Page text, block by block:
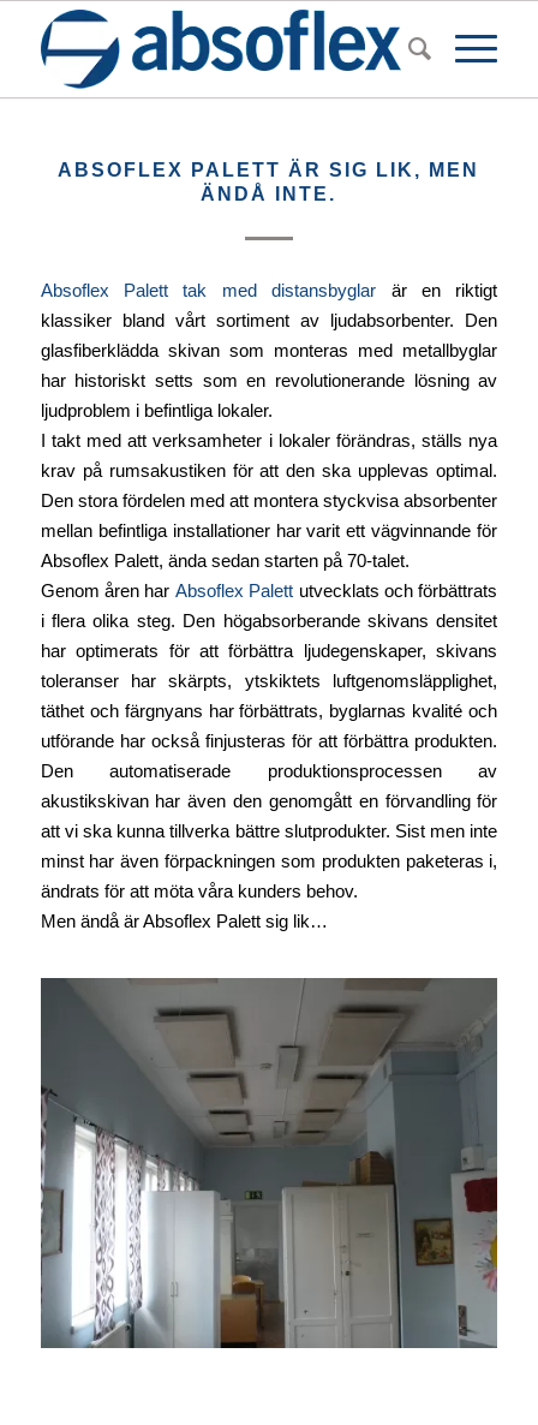
ABSOFLEX PALETT ÄR SIG LIK, MEN
ÄNDÅ INTE.
Absoflex Palett tak med distansbyglar är en riktigt
klassiker bland vårt sortiment av ljudabsorbenter. Den
glasfiberklädda skivan som monteras med metallbyglar
har historiskt setts som en revolutionerande lösning av
ljudproblem i befintliga lokaler.
I takt med att verksamheter i lokaler förändras, ställs nya
krav på rumsakustiken för att den ska upplevas optimal.
Den stora fördelen med att montera styckvisa absorbenter
mellan befintliga installationer har varit ett vägvinnande för
Absoflex Palett, ända sedan starten på 70-talet.
Genom åren har Absoflex Palett utvecklats och förbättrats
i flera olika steg. Den högabsorberande skivans densitet
har optimerats för att förbättra ljudegenskaper, skivans
toleranser har skärpts, ytskiktets luftgenomsläpplighet,
täthet och färgnyans har förbättrats, byglarnas kvalité och
utförande har också finjusteras för att förbättra produkten.
Den automatiserade produktionsprocessen av
akustikskivan har även den genomgått en förvandling för
att vi ska kunna tillverka bättre slutprodukter. Sist men inte
minst har även förpackningen som produkten paketeras i,
ändrats för att möta våra kunders behov.
Men ändå är Absoflex Palett sig lik…